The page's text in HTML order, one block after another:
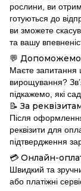
рослини, ви
готуються до
ви зможете
та вашу
💬 Допоможемо
Маєте запитання
вирощування?
підкажемо, які
📝За
Після
реквізити для
підтвердження
💳 Онлайн-
Швидкий та
або платіжні